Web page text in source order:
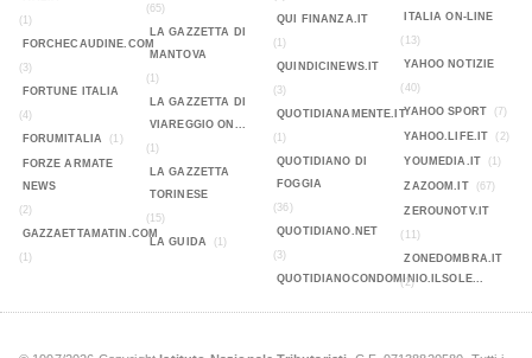
(1)
FORCHECAUDINE.COM
(3)
FORTUNE ITALIA
(4)
FORUMITALIA
(1)
FORZE ARMATE
NEWS
(2)
GAZZAETTAMATIN.COM
(1)
(65)
LA GAZZETTA DI
MANTOVA
(1)
LA GAZZETTA DI
VIAREGGIO ON...
(1)
LA GAZZETTA
TORINESE
(15)
LA GUIDA
(1)
QUI FINANZA.IT
(1)
QUINDICINEWS.IT
(3)
QUOTIDIANAMENTE.IT
(1)
QUOTIDIANO DI
FOGGIA
(36)
QUOTIDIANO.NET
(3)
QUOTIDIANOCONDOMINIO.ILSOLE...
ITALIA ON-LINE
(13)
YAHOO NOTIZIE
(40)
YAHOO SPORT
(7)
YAHOO.LIFE.IT (2)
YOUMEDIA.IT (1)
ZAZOOM.IT (67)
ZEROUNOTV.IT
(11)
ZONEDOMBRA.IT
(2)